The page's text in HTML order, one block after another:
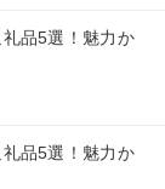
品5選！魅力か
品5選！魅力か